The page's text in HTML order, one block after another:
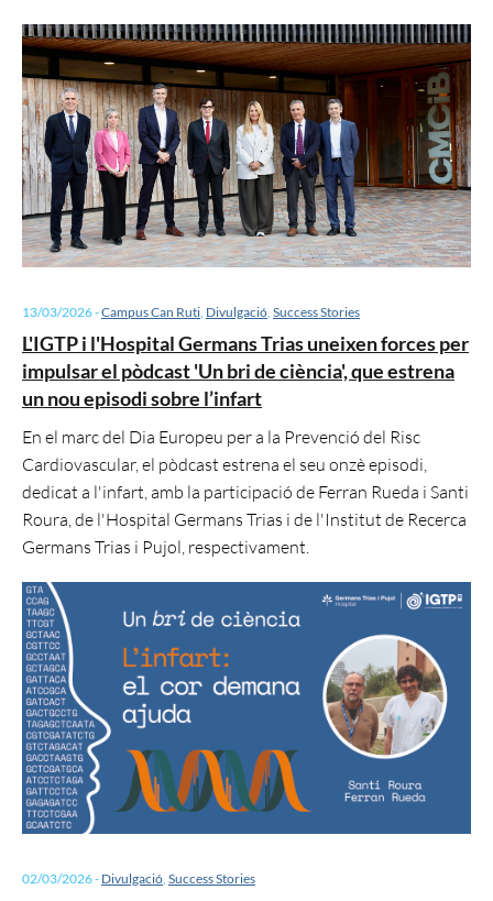
13/03/2026-Campus Can Ruti Divulgació Success Stories
L'IGTP i l'Hospital Germans Trias uneixen forces per
impulsar el pòdcast 'Un bri de ciència', que estrena
un nou episodi sobre l’infart
En el marc del Dia Europeu per a la Prevenció del Risc
Cardiovascular, el pòdcast estrena el seu onzè episodi,
dedicat a l'infart, amb la participació de Ferran Rueda i Santi
Roura, de l'Hospital Germans Trias i de l'Institut de Recerca
Germans Trias i Pujol, respectivament.
02/03/2026- Divulgació, Success Stories